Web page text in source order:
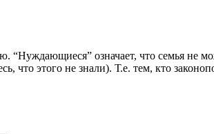
“Нуждающиеся” означает, что семья не
что этого не знали). Т.е. тем, кто